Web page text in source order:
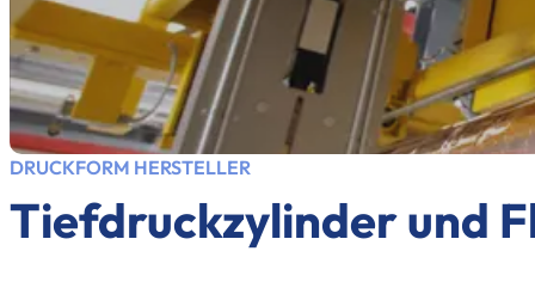
DRUCKFORM HERSTELLER
Tiefdruckzylinder und